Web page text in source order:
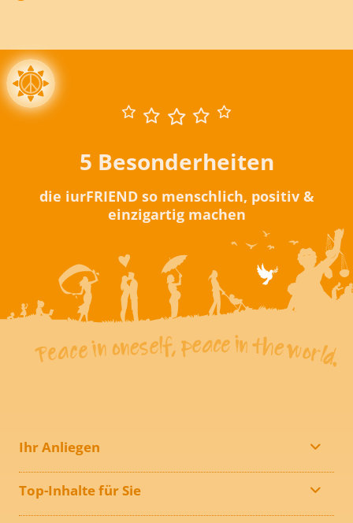
5 Besonderheiten
die iurFRIEND so menschlich, positiv &
einzigartig machen
Ihr Anliegen
Top-Inhalte für Sie